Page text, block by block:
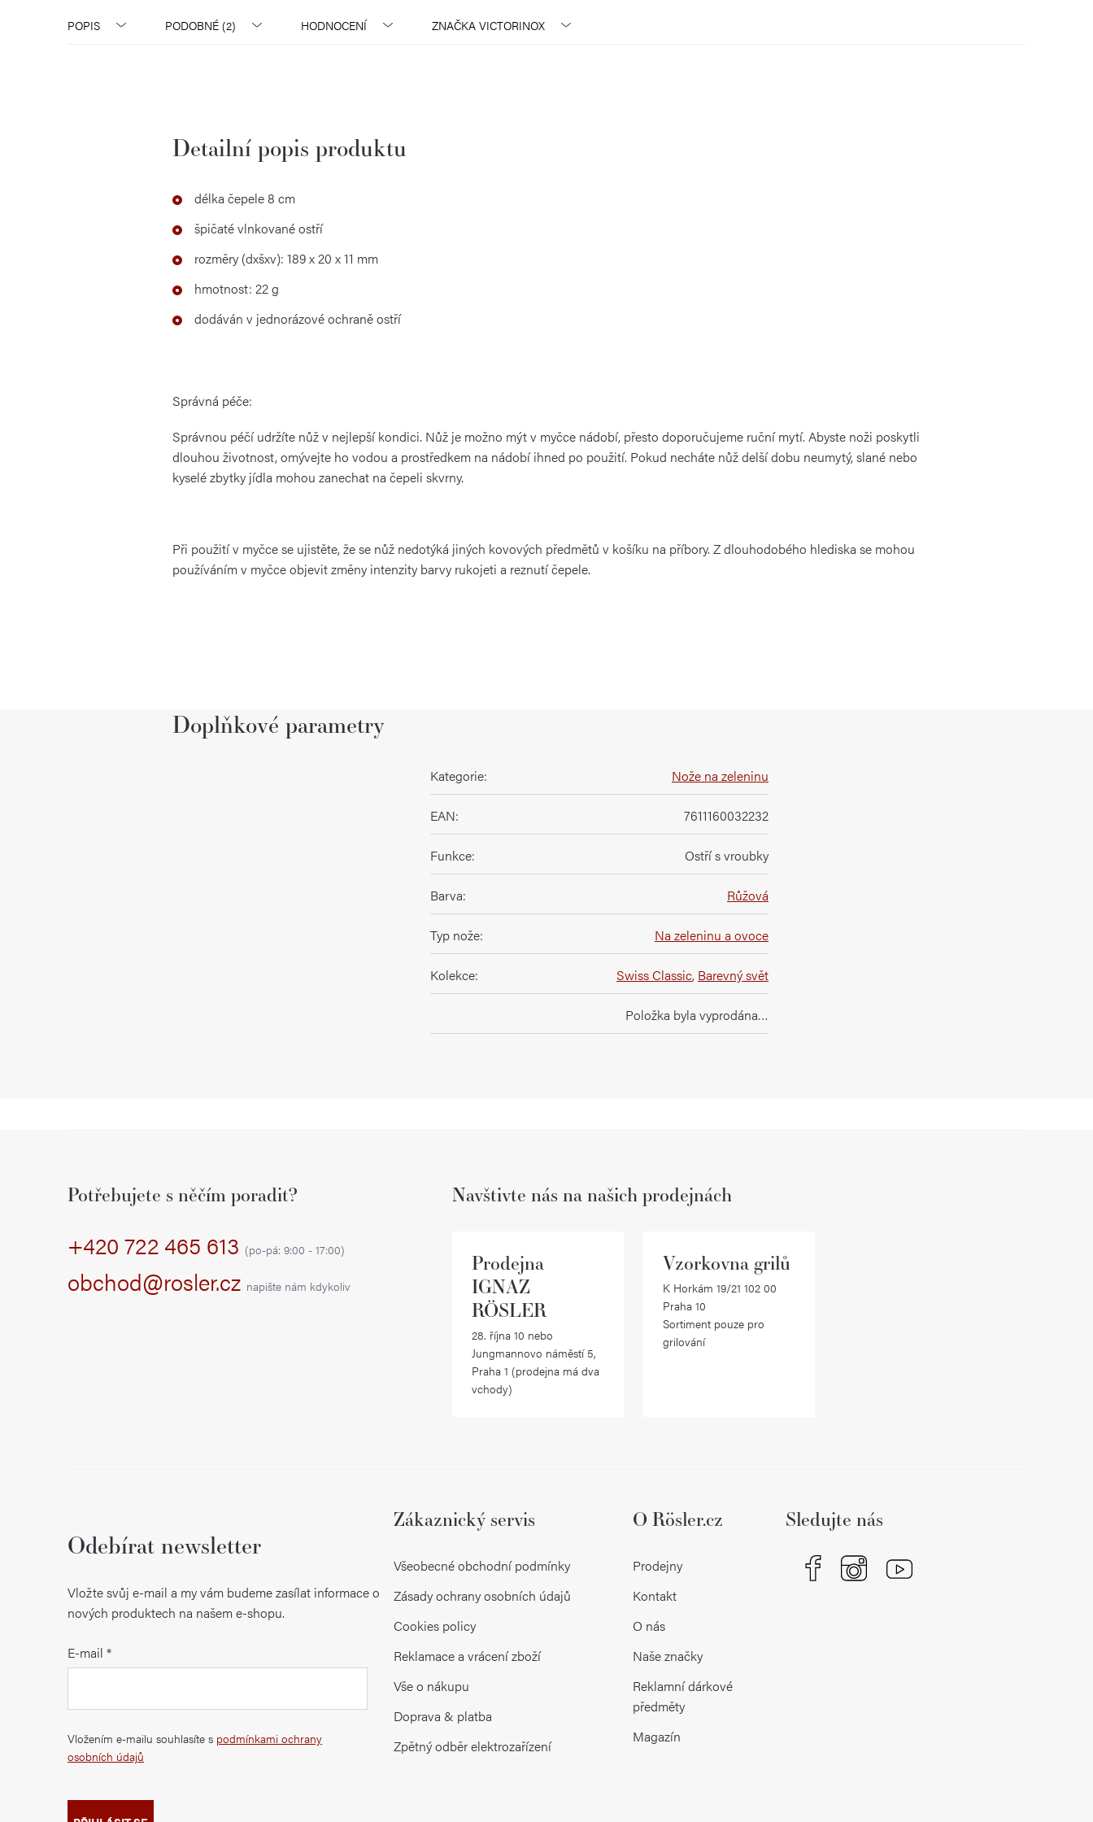
POPIS PODOBNÉ (2) HODNOCENÍ ZNAČKA VICTORINOX
Detailní popis produktu
délka čepele 8 cm
špičaté vlnkované ostří
rozměry (dxšxv): 189 x 20 x 11 mm
hmotnost: 22 g
dodáván v jednorázové ochraně ostří
Správná péče:
Správnou péčí udržíte nůž v nejlepší kondici. Nůž je možno mýt v myčce nádobí, přesto doporučujeme ruční mytí. Abyste noži poskytli
dlouhou životnost, omývejte ho vodou a prostředkem na nádobí ihned po použití. Pokud necháte nůž delší dobu neumytý, slané nebo
kyselé zbytky jídla mohou zanechat na čepeli skvrny.
Při použití v myčce se ujistěte, že se nůž nedotýká jiných kovových předmětů v košíku na příbory. Z dlouhodobého hlediska se mohou
používáním v myčce objevit změny intenzity barvy rukojeti a reznutí čepele.
Doplňkové parametry
Kategorie: Nože na zeleninu
EAN: 7611160032232
Funkce: Ostří s vroubky
Barva: Růžová
Typ nože: Na zeleninu a ovoce
Kolekce: Swiss Classic, Barevný svět
Položka byla vyprodána…
Potřebujete s něčím poradit?
+420 722 465 613 (po-pá: 9:00 - 17:00)
obchod@rosler.cz napište nám kdykoliv
Navštivte nás na našich prodejnách
Prodejna
IGNAZ
RÖSLER
28. října 10 nebo
Jungmannovo náměstí 5,
Praha 1 (prodejna má dva
vchody)
Vzorkovna grilů
K Horkám 19/21 102 00
Praha 10
Sortiment pouze pro
grilování
Odebírat newsletter
Vložte svůj e-mail a my vám budeme zasílat informace o
nových produktech na našem e-shopu.
E-mail
Vložením e-mailu souhlasíte s podmínkami ochrany
osobních údajů
Zákaznický servis
Všeobecné obchodní podmínky
Zásady ochrany osobních údajů
Cookies policy
Reklamace a vrácení zboží
Vše o nákupu
Doprava & platba
Zpětný odběr elektrozařízení
O Rösler.cz
Prodejny
Kontakt
O nás
Naše značky
Reklamní dárkové
předměty
Magazín
Sledujte nás